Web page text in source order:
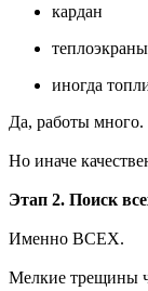
кардан
теплоэкраны
иногда
Да, работы много.
Но иначе
Этап 2. Поиск
Именно ВСЕХ.
Мелкие трещины